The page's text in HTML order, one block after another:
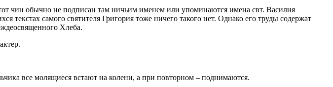
чин обычно не подписан там ничьим именем или упоминаются имена свт. Василия
самого святителя Григория тоже ничего такого нет. Однако его труды содержат
Хлеба.
все молящиеся встают на колени, а при повторном – поднимаются.